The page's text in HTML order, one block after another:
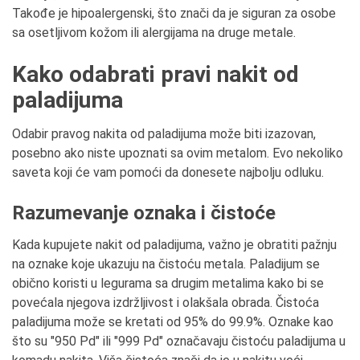
Takođe je hipoalergenski, što znači da je siguran za osobe
sa osetljivom kožom ili alergijama na druge metale.
Kako odabrati pravi nakit od
paladijuma
Odabir pravog nakita od paladijuma može biti izazovan,
posebno ako niste upoznati sa ovim metalom. Evo nekoliko
saveta koji će vam pomoći da donesete najbolju odluku.
Razumevanje oznaka i čistoće
Kada kupujete nakit od paladijuma, važno je obratiti pažnju
na oznake koje ukazuju na čistoću metala. Paladijum se
obično koristi u legurama sa drugim metalima kako bi se
povećala njegova izdržljivost i olakšala obrada. Čistoća
paladijuma može se kretati od 95% do 99.9%. Oznake kao
što su "950 Pd" ili "999 Pd" označavaju čistoću paladijuma u